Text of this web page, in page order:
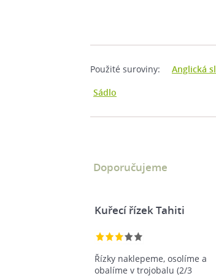
Použité suroviny: Anglická
Sádlo
Doporučujeme
Kuřecí řízek Tahiti
Řízky naklepeme, osolíme a
obalíme v trojobalu (2/3